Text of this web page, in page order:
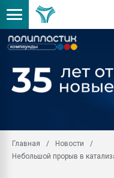
Главная
Новости
Небольшой прорыв в